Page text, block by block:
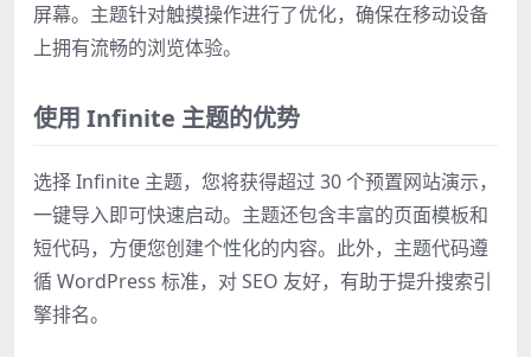
屏幕。主题针对触摸操作进行了优化，确保在移动设备
上拥有流畅的浏览体验。
使用 Infinite 主题的优势
选择 Infinite 主题，您将获得超过 30 个预置网站演示，
一键导入即可快速启动。主题还包含丰富的页面模板和
短代码，方便您创建个性化的内容。此外，主题代码遵
循 WordPress 标准，对 SEO 友好，有助于提升搜索引
擎排名。